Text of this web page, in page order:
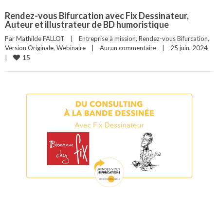
Rendez-vous Bifurcation avec Fix Dessinateur,
Auteur et illustrateur de BD humoristique
Par Mathilde FALLOT Entreprise à mission, Rendez-vous Bifurcation
Version Originale, Webinaire Aucun commentaire
15